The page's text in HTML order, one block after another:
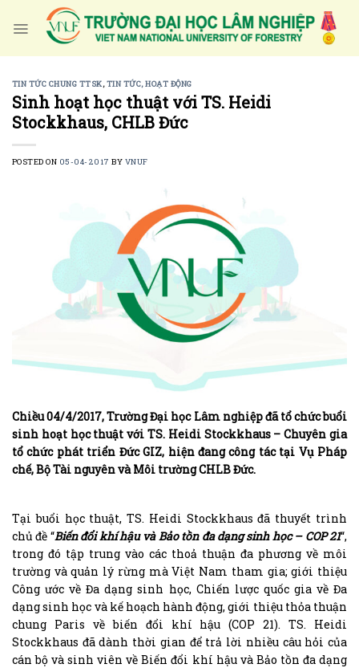
TIN TỨC CHUNG TTSK,TIN TỨC, HOẠT ĐỘNG
Sinh hoạt học thuật với TS. Heidi
Stockkhaus, CHLB Đức
POSTED ON 05-04-2017 BY VNUF
Chiều 04/4/2017, Trường Đại học Lâm nghiệp đã tổ chức buổi
sinh hoạt học thuật với TS. Heidi Stockkhaus – Chuyên gia
tổ chức phát triển Đức GIZ, hiện đang công tác tại Vụ Pháp
chế, Bộ Tài nguyên và Môi trường CHLB Đức.
Tại buổi học thuật, TS. Heidi Stockkhaus đã thuyết trình
chủ đề “Biến đổi khí hậu và Bảo tồn đa dạng sinh học – COP 21“,
trong đó tập trung vào các thoả thuận đa phương về môi
trường và quản lý rừng mà Việt Nam tham gia; giới thiệu
Công ước về Đa dạng sinh học, Chiến lược quốc gia về Đa
dạng sinh học và kế hoạch hành động, giới thiệu thỏa thuận
chung Paris về biến đổi khí hậu (COP 21). TS. Heidi
Stockkhaus đã dành thời gian để trả lời nhiều câu hỏi của
cán bộ và sinh viên về Biến đổi khí hậu và Bảo tồn đa dạng